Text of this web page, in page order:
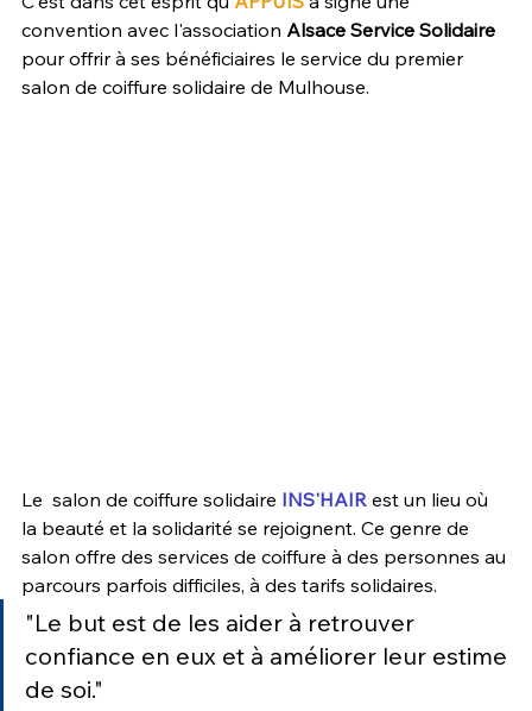
convention avec l'association Alsace Service Solidaire
pour offrir à ses bénéficiaires le service du premier
salon de coiffure solidaire de Mulhouse.
Le  salon de coiffure solidaire INS'HAIR est un lieu où
la beauté et la solidarité se rejoignent. Ce genre de
salon offre des services de coiffure à des personnes au
parcours parfois difficiles, à des tarifs solidaires.
"Le but est de les aider à retrouver
confiance en eux et à améliorer leur estime
de soi."